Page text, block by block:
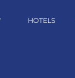
HOTELS